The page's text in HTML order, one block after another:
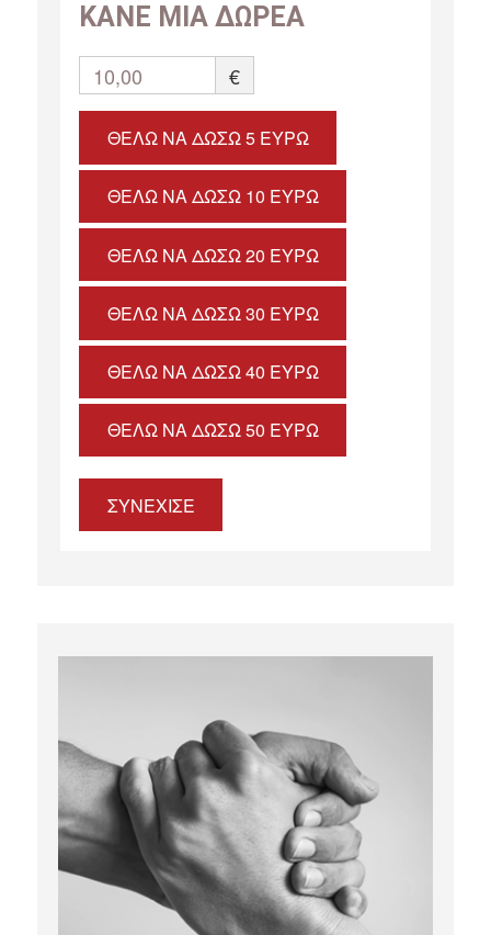
ΚΑΝΕ ΜΙΑ ΔΩΡΕΑ
10,00 €
ΘΈΛΩ ΝΑ ΔΏΣΩ 5 ΕΥΡΏ
ΘΈΛΩ ΝΑ ΔΏΣΩ 10 ΕΥΡΏ
ΘΈΛΩ ΝΑ ΔΏΣΩ 20 ΕΥΡΏ
ΘΈΛΩ ΝΑ ΔΏΣΩ 30 ΕΥΡΏ
ΘΈΛΩ ΝΑ ΔΏΣΩ 40 ΕΥΡΏ
ΘΈΛΩ ΝΑ ΔΏΣΩ 50 ΕΥΡΏ
ΣΥΝΕΧΙΣΕ